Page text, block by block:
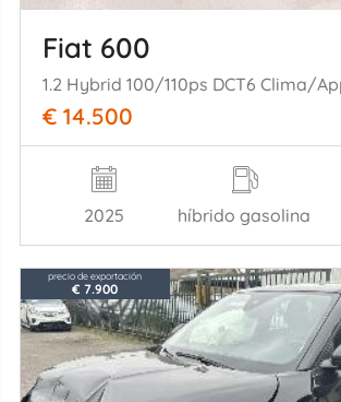
Fiat 600
1.2 Hybrid 100/110ps DCT6 Clima/
€ 14.500
2025 híbrido gasolina
precio de exportación
€ 7.900